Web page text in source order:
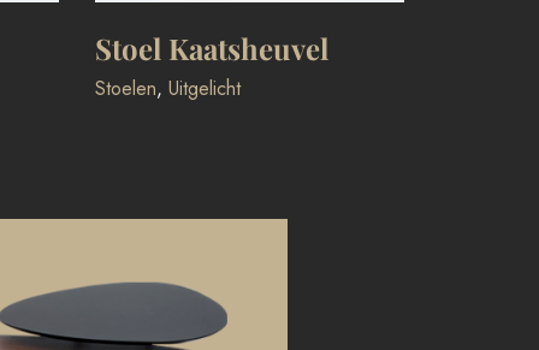
Stoel Kaatsheuvel
Stoelen, Uitgelicht